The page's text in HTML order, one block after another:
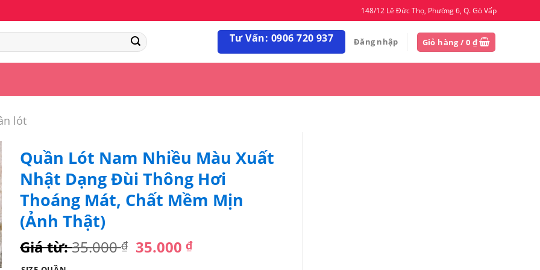
148/12 Lê Đức Thọ, Phường 6, Q. Gò Vấp
Tư Vấn: 0906 720 937 Đăng nhập Giỏ hàng / 0 ₫
lót
Quần Lót Nam Nhiều Màu Xuất
Nhật Dạng Đùi Thông Hơi
Thoáng Mát, Chất Mềm Mịn
(Ảnh Thật)
Giá từ:35.000₫ 35.000₫